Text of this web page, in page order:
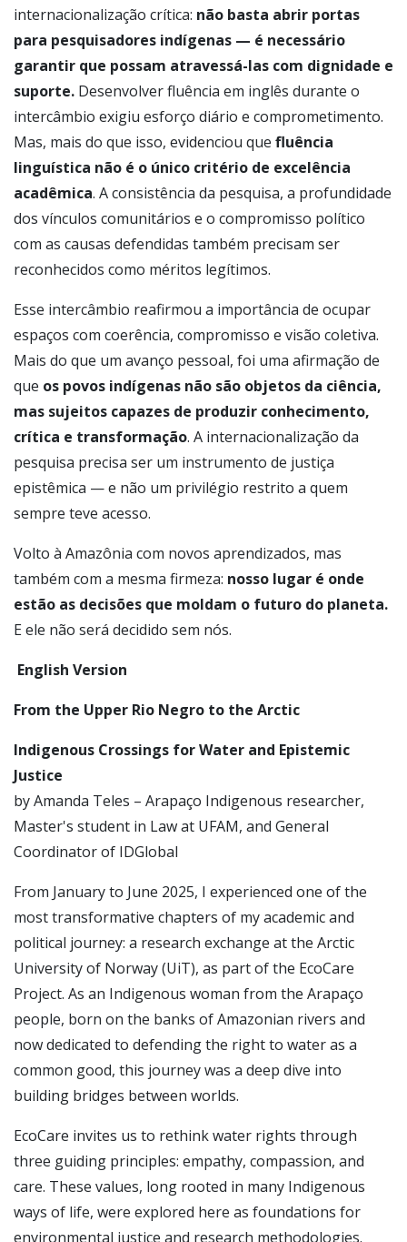
internacionalização crítica: não basta abrir portas
para pesquisadores indígenas — é necessário
garantir que possam atravessá-las com dignidade e
suporte. Desenvolver fluência em inglês durante o
intercâmbio exigiu esforço diário e comprometimento.
Mas, mais do que isso, evidenciou que fluência
linguística não é o único critério de excelência
acadêmica. A consistência da pesquisa, a profundidade
dos vínculos comunitários e o compromisso político
com as causas defendidas também precisam ser
reconhecidos como méritos legítimos.
Esse intercâmbio reafirmou a importância de ocupar
espaços com coerência, compromisso e visão coletiva.
Mais do que um avanço pessoal, foi uma afirmação de
que os povos indígenas não são objetos da ciência,
mas sujeitos capazes de produzir conhecimento,
crítica e transformação. A internacionalização da
pesquisa precisa ser um instrumento de justiça
epistêmica — e não um privilégio restrito a quem
sempre teve acesso.
Volto à Amazônia com novos aprendizados, mas
também com a mesma firmeza: nosso lugar é onde
estão as decisões que moldam o futuro do planeta.
E ele não será decidido sem nós.
English Version
From the Upper Rio Negro to the Arctic
Indigenous Crossings for Water and Epistemic
Justice
by Amanda Teles – Arapaço Indigenous researcher,
Master's student in Law at UFAM, and General
Coordinator of IDGlobal
From January to June 2025, I experienced one of the
most transformative chapters of my academic and
political journey: a research exchange at the Arctic
University of Norway (UiT), as part of the EcoCare
Project. As an Indigenous woman from the Arapaço
people, born on the banks of Amazonian rivers and
now dedicated to defending the right to water as a
common good, this journey was a deep dive into
building bridges between worlds.
EcoCare invites us to rethink water rights through
three guiding principles: empathy, compassion, and
care. These values, long rooted in many Indigenous
ways of life, were explored here as foundations for
environmental justice and research methodologies.